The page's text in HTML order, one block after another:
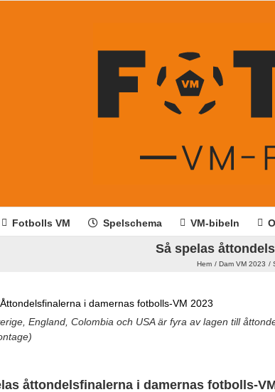
Fotbolls VM Spelschema VM-bibeln
Så spelas
Hem Dam VM 2023
England, Colombia och USA är fyra av lagen till
åttondelsfinalerna i damernas fotbolls-